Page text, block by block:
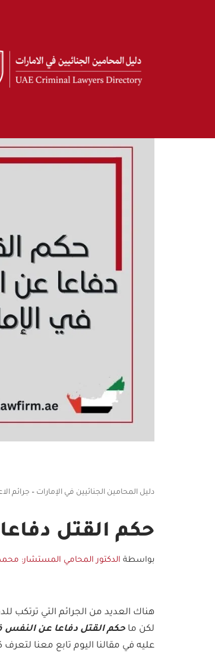
دليل المحامين الجنائيين في الإمارات – جرائم
حكم القتل
بواسطة الدكتور المحامي المستشار:
هناك العديد من الجرائم التي ترتكب
لكن ما حكم القتل دفاعا عن النفس
عليه في مقالنا اليوم تابع معنا لتعرف